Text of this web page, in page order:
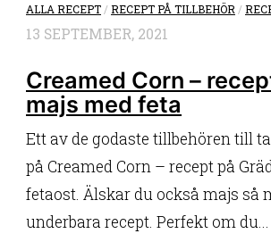
ALLA RECEPT /RECEPT PÅ TILLBEHÖR /
13 SEPTEMBER, 2021
Creamed Corn –
majs med feta
Ett av de godaste tillbehören till
på Creamed Corn – recept på
fetaost. Älskar du också majs så
underbara recept. Perfekt om du...